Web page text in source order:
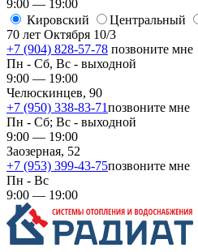
9:00 — 19:00
Кировский
​Центральный
70 лет Октября 10/3
+7 (904) 828-57-78 позвоните мне
Пн - Сб, Вс - выходной
9:00 — 19:00
Челюскинцев, 90
+7 (950) 338-83-71позвоните мне
Пн - Сб; Вс - выходной
9:00 — 19:00
Заозерная, 52
+7 (953) 399-43-75позвоните мне
Пн - Вс
9:00 — 19:00